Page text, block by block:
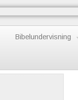
Bibelundervisning